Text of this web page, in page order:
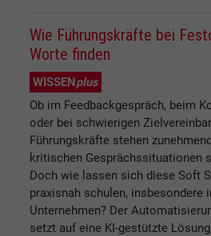
Wie Führungskräfte bei
Worte finden
WISSENplus
Ob im Feedbackgespräch, beim
oder bei schwierigen
Führungskräfte stehen
kritischen Gesprächssituationen
Doch wie lassen sich diese Soft
praxisnah schulen, insbesondere
Unternehmen? Der
setzt auf eine KI-gestützte